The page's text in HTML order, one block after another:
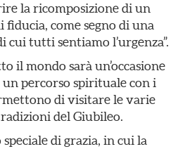
la ricomposizione di un
fiducia, come segno di una
tutti sentiamo l’urgenza”.
il mondo sarà un’occasione
percorso spirituale con i
di visitare le varie
del Giubileo.
di grazia, in cui la